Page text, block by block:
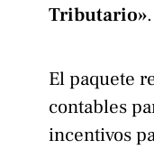
Tributario».
El paquete
contables
incentivos